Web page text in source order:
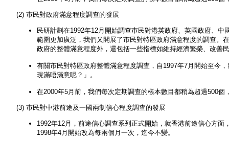
(2) 巿民對政府滿意程度調查的發展
民研計劃在1992年12月開始調查巿民對港英政府、英國政府、
範圍更加廣泛，我們又開展了市民對特區政府滿意程度的調查。
政府的整體滿意程度外，還包括一些指標如維持經濟繁榮、改善
有關市民對特區政府整體滿意程度調查，自1997年7月開始至今
現滿唔滿意呢？」。
在2000年5月前，我們每次定期調查的樣本數目都稍為超過500個
(3) 巿民對中港前途及一國兩制信心程度調查的發展
1992年12月，前途信心調查系列正式開始，就香港前途信心方
1998年4月開始改為每兩個月一次，迄今不變。